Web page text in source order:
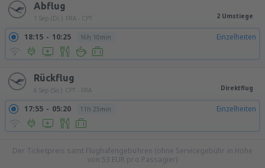
Abflug
1 Sep (Di.) FRA - CPT 2 Umstiege
18:15 10:25 16h 10min Einzelheiten
Rückflug
6 Sep (So.) CPT - FRA Direktflug
17:55 05:20 11h 25min Einzelheiten
Der Ticketpreis samt Flughafengebühren (ohne Servicegebühr in Höhe
von 53 EUR pro Passagier)